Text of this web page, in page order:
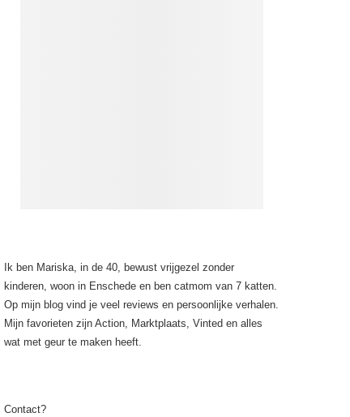
Ik ben Mariska, in de 40, bewust vrijgezel zonder
kinderen, woon in Enschede en ben catmom van 7 katten.
Op mijn blog vind je veel reviews en persoonlijke verhalen.
Mijn favorieten zijn Action, Marktplaats, Vinted en alles
wat met geur te maken heeft.
Contact?